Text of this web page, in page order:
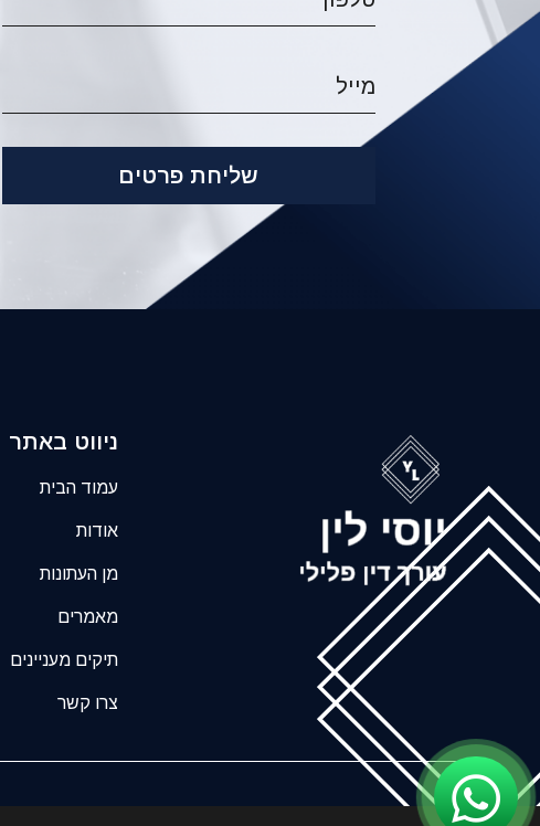
שליחת פרטים
ניווט באתר
עמוד הבית
אודות
מן העתונות
מאמרים
תיקים מעניינים
צרו קשר